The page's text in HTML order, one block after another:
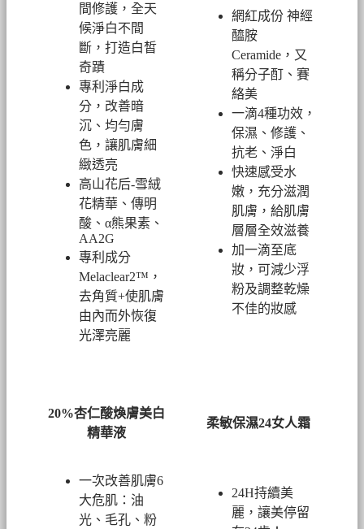
間修護，全天
候淨白不間
斷，打造白皙
奇蹟
專利淨白成
分，改善暗
沉、均勻膚
色，讓肌膚細
緻透亮
高山花后-雪絨
花精華、傳明
酸、α熊果素、
AA2G
專利成分
Melaclear2™，
去角質+使肌膚
由內而外恢復
光澤亮麗
網紅成份 神經
醯胺
Ceramide，又
稱分子酊、賽
絡美
一滴4種功效，
保濕、修護、
抗老、淨白
快速感受水
嫩，充分滋潤
肌膚，給肌膚
層層全效滋養
加一滴至底
妝，可減少浮
粉及調整乾燥
不佳的妝感
20%杏仁酸煥膚美白
精華液
柔敏保濕24女人霜
一次改善肌膚6
大危肌：油
光、毛孔、粉
24H持續美
麗，讓美停留